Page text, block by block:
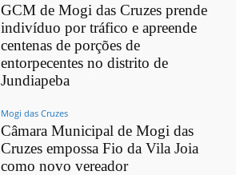
GCM de Mogi das Cruzes prende
indivíduo por tráfico e apreende
centenas de porções de
entorpecentes no distrito de
Jundiapeba
Mogi das Cruzes
Câmara Municipal de Mogi das
Cruzes empossa Fio da Vila Joia
como novo vereador